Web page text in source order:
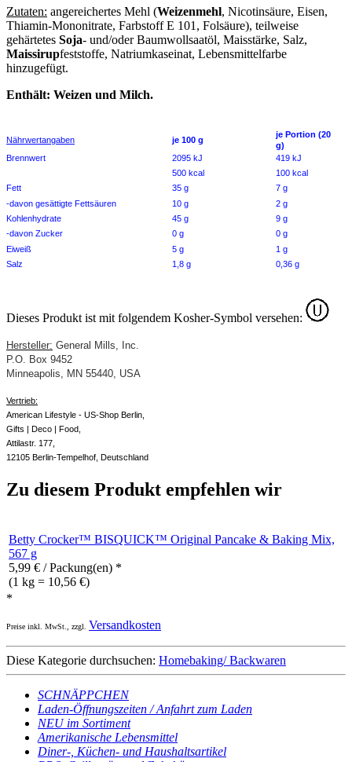
Zutaten: angereichertes Mehl (Weizenmehl, Nicotinsäure, Eisen,
Thiamin-Mononitrate, Farbstoff E 101, Folsäure), teilweise
gehärtetes Soja- und/oder Baumwollsaatöl, Maisstärke, Salz,
Maissirupfeststoffe, Natriumkaseinat, Lebensmittelfarbe
hinzugefügt.
Enthält: Weizen und Milch.
Nährwertangaben je 100 g
je Portion (20
g)
Brennwert
2095 kJ
419 kJ
500 kcal
100 kcal
Fett
35 g
7 g
-davon gesättigte Fettsäuren
10 g
2 g
Kohlenhydrate
45 g
9 g
-davon Zucker
0 g
0 g
Eiweiß
5 g
1 g
Salz
1,8 g 0,36 g
Dieses Produkt ist mit folgendem Kosher-Symbol versehen:
Hersteller: General Mills, Inc.
P.O. Box 9452
Minneapolis, MN 55440, USA
Vertrieb:
American Lifestyle - US-Shop Berlin,
Gifts | Deco | Food,
Attilastr. 177,
12105 Berlin-Tempelhof, Deutschland
Zu diesem Produkt empfehlen wir
Betty Crocker™ BISQUICK™ Original Pancake & Baking Mix,
567 g
5,99 € / Packung(en) *
(1 kg = 10,56 €)
*
Preise inkl. MwSt., zzgl. Versandkosten
Diese Kategorie durchsuchen: Homebaking/ Backwaren
SCHNÄPPCHEN
Laden-Öffnungszeiten / Anfahrt zum Laden
NEU im Sortiment
Amerikanische Lebensmittel
Diner-, Küchen- und Haushaltsartikel